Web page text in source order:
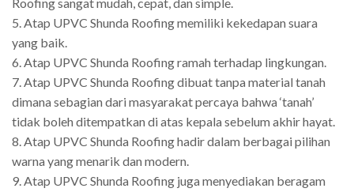
Roofing sangat mudah, cepat, dan simple.
5. Atap UPVC Shunda Roofing memiliki kekedapan suara
yang baik.
6. Atap UPVC Shunda Roofing ramah terhadap lingkungan.
7. Atap UPVC Shunda Roofing dibuat tanpa material tanah
dimana sebagian dari masyarakat percaya bahwa ‘tanah’
tidak boleh ditempatkan di atas kepala sebelum akhir hayat.
8. Atap UPVC Shunda Roofing hadir dalam berbagai pilihan
warna yang menarik dan modern.
9. Atap UPVC Shunda Roofing juga menyediakan beragam